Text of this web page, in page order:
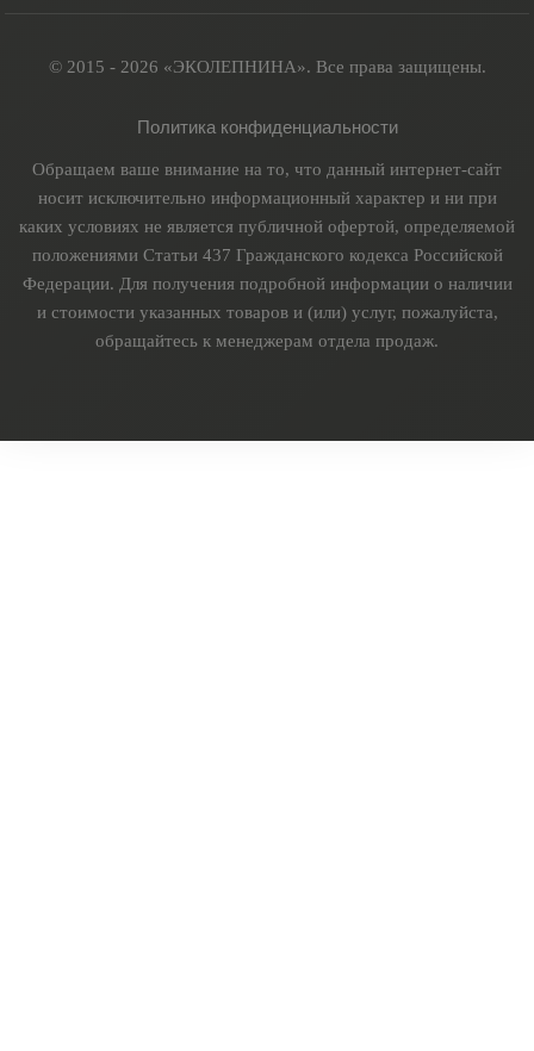
© 2015 - 2026 «ЭКОЛЕПНИНА». Все права защищены.
Политика конфиденциальности
Обращаем ваше внимание на то, что данный интернет-сайт
носит исключительно информационный характер и ни при
каких условиях не является публичной офертой, определяемой
положениями Статьи 437 Гражданского кодекса Российской
Федерации. Для получения подробной информации о наличии
и стоимости указанных товаров и (или) услуг, пожалуйста,
обращайтесь к менеджерам отдела продаж.